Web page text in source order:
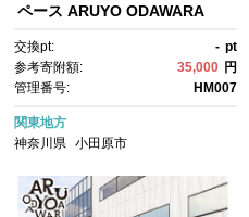
ペース ARUYO ODAWARA
交換pt: - pt
参考寄附額:
35,000 円
管理番号:
HM007
関東地方
神奈川県
小田原市